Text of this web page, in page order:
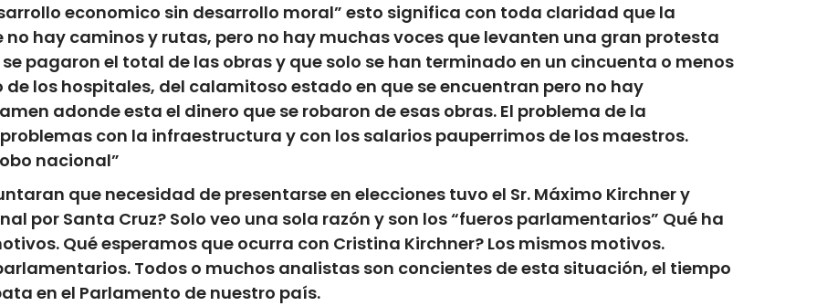
economico sin desarrollo moral” esto significa con toda claridad que la
hay caminos y rutas, pero no hay muchas voces que levanten una gran protesta
pagaron el total de las obras y que solo se han terminado en un cincuenta o menos
los hospitales, del calamitoso estado en que se encuentran pero no hay
adonde esta el dinero que se robaron de esas obras. El problema de la
con la infraestructura y con los salarios pauperrimos de los maestros.
nacional”
que necesidad de presentarse en elecciones tuvo el Sr. Máximo Kirchner y
por Santa Cruz? Solo veo una sola razón y son los “fueros parlamentarios” Qué ha
Qué esperamos que ocurra con Cristina Kirchner? Los mismos motivos.
Todos o muchos analistas son concientes de esta situación, el tiempo
en el Parlamento de nuestro país.